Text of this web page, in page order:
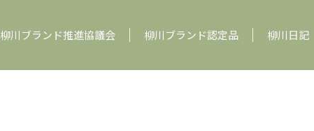
柳川ブランド推進協議会 柳川ブランド認定品 柳川日記